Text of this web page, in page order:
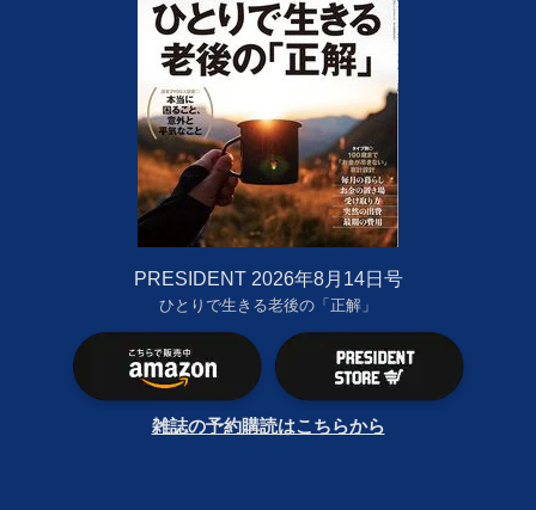
PRESIDENT 2026年8月14日号
ひとりで生きる老後の「正解」
雑誌の予約購読はこちらから